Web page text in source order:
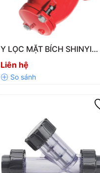
Y LỌC MẶT BÍCH SHINYI
YSTX – GIẢI PHÁP BẢO VỆ
HỆ THỐNG ĐƯỜNG ỐNG
HIỆU QUẢ
Liên hệ